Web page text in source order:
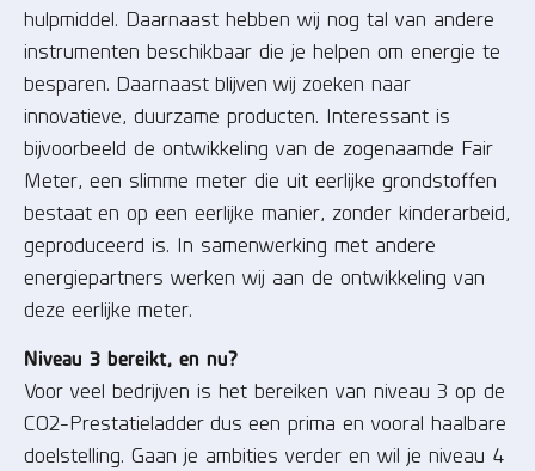
hulpmiddel. Daarnaast hebben wij nog tal van andere
instrumenten beschikbaar die je helpen om energie te
besparen. Daarnaast blijven wij zoeken naar
innovatieve, duurzame producten. Interessant is
bijvoorbeeld de ontwikkeling van de zogenaamde Fair
Meter, een slimme meter die uit eerlijke grondstoffen
bestaat en op een eerlijke manier, zonder kinderarbeid,
geproduceerd is. In samenwerking met andere
energiepartners werken wij aan de ontwikkeling van
deze eerlijke meter.
Niveau 3 bereikt, en nu?
Voor veel bedrijven is het bereiken van niveau 3 op de
CO2-Prestatieladder dus een prima en vooral haalbare
doelstelling. Gaan je ambities verder en wil je niveau 4